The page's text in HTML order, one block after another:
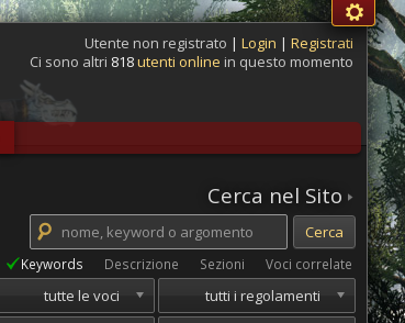
Utente non registrato | Login |Registrati
Ci sono altri 818utenti online in questo momento
Cerca nel Sito
Keywords Descrizione Sezioni Voci correlate
tutti i regolamenti
tutte le voci